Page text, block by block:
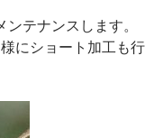
テナンスします。
にショート加工も行